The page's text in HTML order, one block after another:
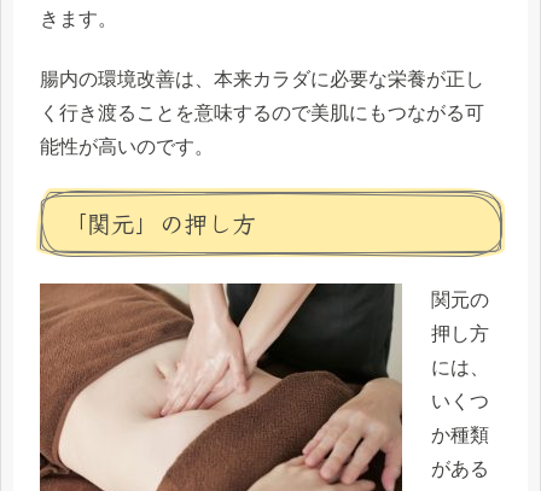
きます。
腸内の環境改善は、本来カラダに必要な栄養が正し
く行き渡ることを意味するので美肌にもつながる可
能性が高いのです。
「関元」の押し方
関元の
押し方
には、
いくつ
か種類
がある